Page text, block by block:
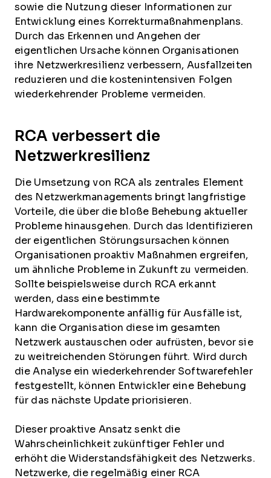
sowie die Nutzung dieser Informationen zur
Entwicklung eines Korrekturmaßnahmenplans.
Durch das Erkennen und Angehen der
eigentlichen Ursache können Organisationen
ihre Netzwerkresilienz verbessern, Ausfallzeiten
reduzieren und die kostenintensiven Folgen
wiederkehrender Probleme vermeiden.
RCA verbessert die
Netzwerkresilienz
Die Umsetzung von RCA als zentrales Element
des Netzwerkmanagements bringt langfristige
Vorteile, die über die bloße Behebung aktueller
Probleme hinausgehen. Durch das Identifizieren
der eigentlichen Störungsursachen können
Organisationen proaktiv Maßnahmen ergreifen,
um ähnliche Probleme in Zukunft zu vermeiden.
Sollte beispielsweise durch RCA erkannt
werden, dass eine bestimmte
Hardwarekomponente anfällig für Ausfälle ist,
kann die Organisation diese im gesamten
Netzwerk austauschen oder aufrüsten, bevor sie
zu weitreichenden Störungen führt. Wird durch
die Analyse ein wiederkehrender Softwarefehler
festgestellt, können Entwickler eine Behebung
für das nächste Update priorisieren.
Dieser proaktive Ansatz senkt die
Wahrscheinlichkeit zukünftiger Fehler und
erhöht die Widerstandsfähigkeit des Netzwerks.
Netzwerke, die regelmäßig einer RCA